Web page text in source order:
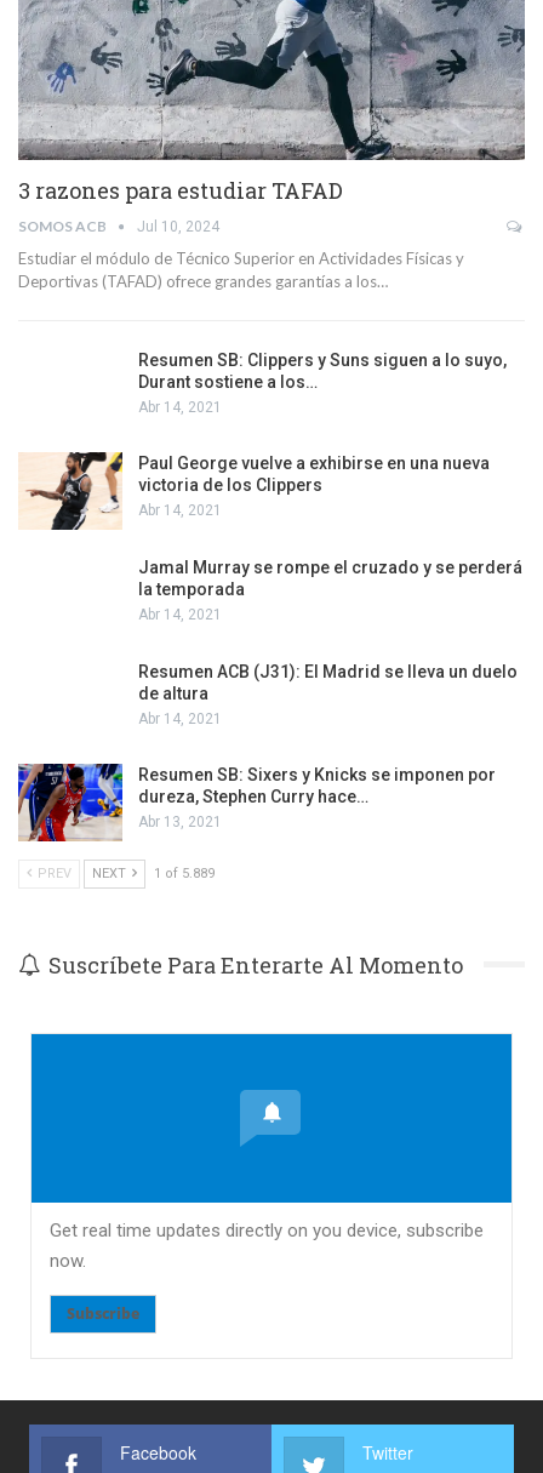
3 razones para estudiar TAFAD
SOMOS ACB Jul 10, 2024
Estudiar el módulo de Técnico Superior en Actividades Físicas y
Deportivas (TAFAD) ofrece grandes garantías a los…
Resumen SB: Clippers y Suns siguen a lo suyo,
Durant sostiene a los…
Abr 14, 2021
Paul George vuelve a exhibirse en una nueva
victoria de los Clippers
Abr 14, 2021
Jamal Murray se rompe el cruzado y se perderá
la temporada
Abr 14, 2021
Resumen ACB (J31): El Madrid se lleva un duelo
de altura
Abr 14, 2021
Resumen SB: Sixers y Knicks se imponen por
dureza, Stephen Curry hace…
Abr 13, 2021
PREV NEXT 1 of 5.889
Suscríbete Para Enterarte Al Momento
Get real time updates directly on you device, subscribe
now.
Subscribe
Facebook Twitter